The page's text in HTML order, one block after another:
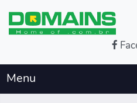
Menu